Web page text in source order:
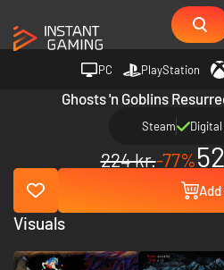
PC PlayStation
Ghosts 'n Goblins
Steam
224 kr.-77%
Visuals